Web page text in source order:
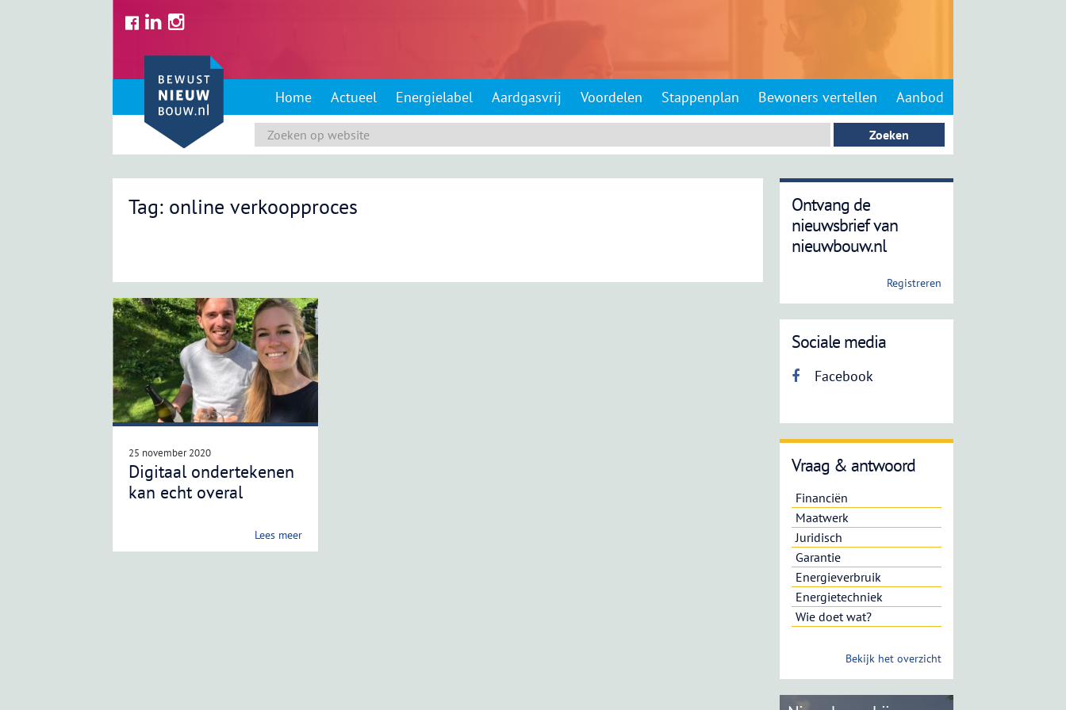
Home Actueel Energielabel Aardgasvrij Voordelen Stappenplan Bewoners vertellen Aanbod
Tag: online verkoopproces
25 november 2020
Digitaal ondertekenen
kan echt overal
Lees meer
Ontvang de
nieuwsbrief van
nieuwbouw.nl
Registreren
Sociale media
Facebook
Vraag & antwoord
Financiën
Maatwerk
Juridisch
Garantie
Energieverbruik
Energietechniek
Wie doet wat?
Bekijk het overzicht